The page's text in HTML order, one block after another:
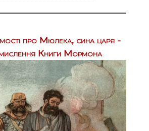
про Мюлека, сина царя -
Книги Мормона